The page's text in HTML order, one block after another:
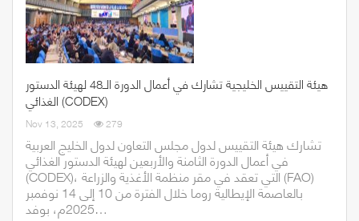
هيئة التقييس الخليجية تشارك في أعمال الدورة الــ48 لهيئة الدستور
الغذائي (CODEX)
Nov 13, 2025 279
تشارك هيئة التقييس لدول مجلس التعاون لدول الخليج العربية
في أعمال الدورة الثامنة والأربعين لهيئة الدستور الغذائي
(CODEX)، التي تعقد في مقر منظمة الأغذية والزراعة (FAO)
بالعاصمة الإيطالية روما خلال الفترة من 10 إلى 14 نوفمبر
2025م، بوفد…